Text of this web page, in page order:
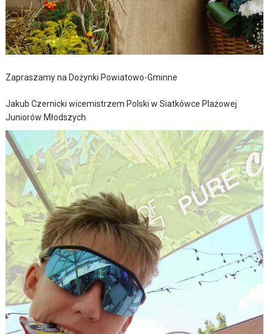
Zapraszamy na Dożynki Powiatowo-Gminne
Jakub Czernicki wicemistrzem Polski w Siatkówce Plażowej
Juniorów Młodszych